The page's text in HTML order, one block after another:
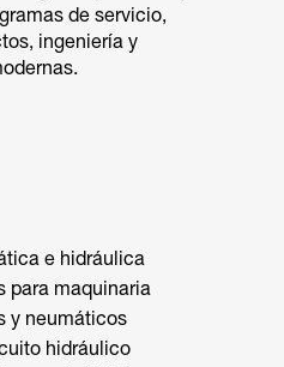
de servicio,
ingeniería y
e hidráulica
para maquinaria
y neumáticos
hidráulico